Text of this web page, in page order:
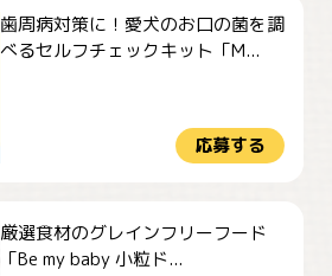
歯周病対策に！愛犬のお口の菌を調
べるセルフチェックキット「M...
応募する
厳選食材のグレインフリーフード
「Be my baby 小粒ド...